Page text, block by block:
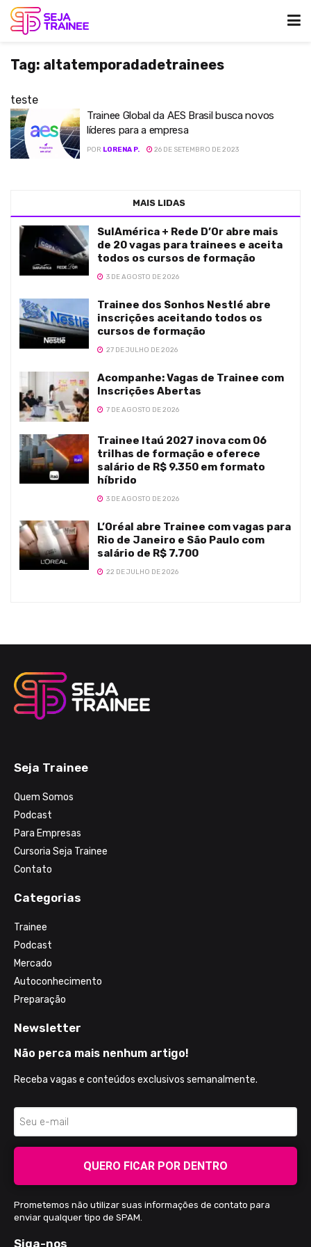
Tag: altatemporadadetrainees
teste
Trainee Global da AES Brasil busca novos
líderes para a empresa
POR LORENA P. 26 DE SETEMBRO DE 2023
MAIS LIDAS
SulAmérica + Rede D’Or abre mais
de 20 vagas para trainees e aceita
todos os cursos de formação
3 DE AGOSTO DE 2026
Trainee dos Sonhos Nestlé abre
inscrições aceitando todos os
cursos de formação
27 DE JULHO DE 2026
Acompanhe: Vagas de Trainee com
Inscrições Abertas
7 DE AGOSTO DE 2026
Trainee Itaú 2027 inova com 06
trilhas de formação e oferece
salário de R$ 9.350 em formato
híbrido
3 DE AGOSTO DE 2026
L’Oréal abre Trainee com vagas para
Rio de Janeiro e São Paulo com
salário de R$ 7.700
22 DE JULHO DE 2026
Seja Trainee
Quem Somos
Podcast
Para Empresas
Cursoria Seja Trainee
Contato
Categorias
Trainee
Podcast
Mercado
Autoconhecimento
Preparação
Newsletter
Não perca mais nenhum artigo!
Receba vagas e conteúdos exclusivos semanalmente.
QUERO FICAR POR DENTRO
Prometemos não utilizar suas informações de contato para
enviar qualquer tipo de SPAM.
Siga-nos